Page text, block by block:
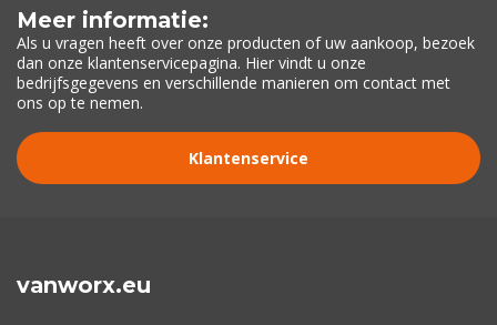
Meer informatie:
Als u vragen heeft over onze producten of uw aankoop, bezoek
dan onze klantenservicepagina. Hier vindt u onze
bedrijfsgegevens en verschillende manieren om contact met
ons op te nemen.
Klantenservice
vanworx.eu